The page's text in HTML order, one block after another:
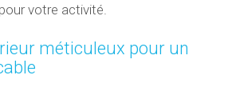
votre activité.
méticuleux pour un